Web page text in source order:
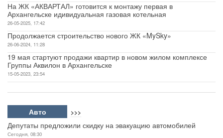
На ЖК «АКВАРТАЛ» готовится к монтажу первая в
Архангельске идивидуальная газовая котельная
26-05-2025, 17:42
Продолжается строительство нового ЖК «MySky»
26-06-2024, 11:28
19 мая стартуют продажи квартир в новом жилом комплексе
Группы Аквилон в Архангельске
15-05-2023, 23:54
Авто >>>
Депутаты предложили скидку на эвакуацию автомобилей
Сегодня, 08:30